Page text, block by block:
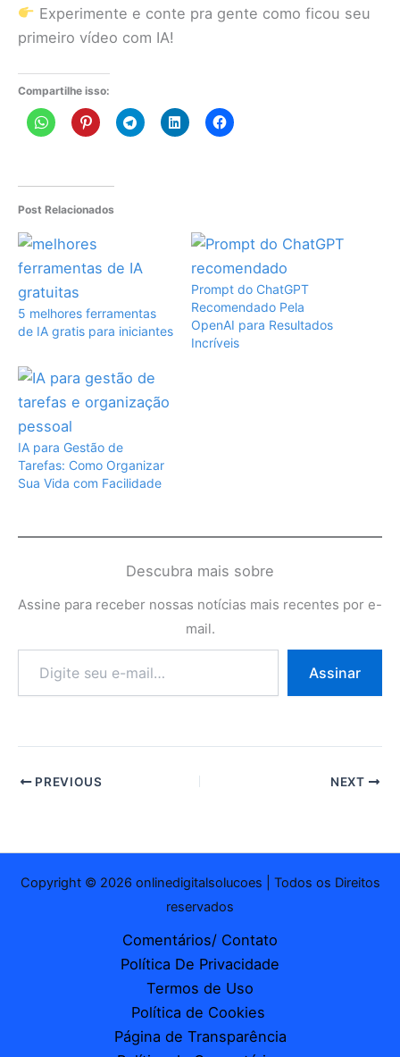
Experimente e conte pra gente como ficou seu
primeiro vídeo com IA!
Compartilhe isso:
Post Relacionados
5 melhores ferramentas
de IA gratis para iniciantes
Prompt do ChatGPT
Recomendado Pela
OpenAI para Resultados
Incríveis
IA para Gestão de
Tarefas: Como Organizar
Sua Vida com Facilidade
Descubra mais sobre
Assine para receber nossas notícias mais recentes por e-
mail.
e-
Assinar
PREVIOUS NEXT
Copyright © 2026 onlinedigitalsolucoes | Todos os Direitos
reservados
Comentários/ Contato
Política De Privacidade
Termos de Uso
Política de Cookies
Página de Transparência